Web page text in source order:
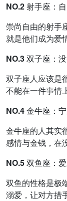
NO.2 射手座：
崇尚自由的射手
就是他们成为爱
NO.3 双子座：
双子座人应该是
不能在一件事情
NO.4 金牛座：
金牛座的人其实
感情与金钱，在
NO.5 双鱼座：
双鱼的性格是极
溺爱，让对方措